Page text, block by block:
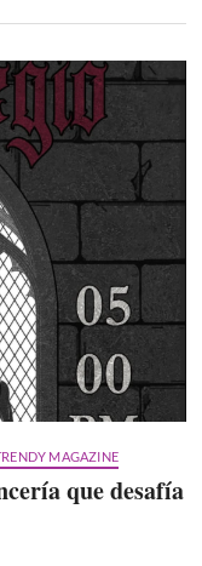
MAGAZINE
que desafía